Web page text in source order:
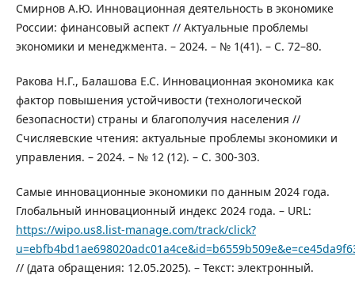
Смирнов А.Ю. Инновационная деятельность в экономике
России: финансовый аспект // Актуальные проблемы
экономики и менеджмента. – 2024. – № 1(41). – С. 72–80.
Ракова Н.Г., Балашова Е.С. Инновационная экономика как
фактор повышения устойчивости (технологической
безопасности) страны и благополучия населения //
Счисляевские чтения: актуальные проблемы экономики и
управления. – 2024. – № 12 (12). – С. 300-303.
Самые инновационные экономики по данным 2024 года.
Глобальный инновационный индекс 2024 года. – URL:
https://wipo.us8.list-manage.com/track/click?
// (дата обращения: 12.05.2025). – Текст: электронный.